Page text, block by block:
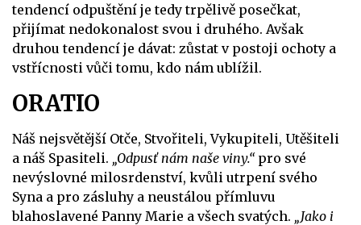
tendencí odpuštění je tedy trpělivě posečkat,
přijímat nedokonalost svou i druhého. Avšak
druhou tendencí je dávat: zůstat v postoji ochoty a
vstřícnosti vůči tomu, kdo nám ublížil.
ORATIO
Náš nejsvětější Otče, Stvořiteli, Vykupiteli, Utěšiteli
a náš Spasiteli. „Odpusť nám naše viny.“pro své
nevýslovné milosrdenství, kvůli utrpení svého
Syna a pro zásluhy a neustálou přímluvu
blahoslavené Panny Marie a všech svatých. „Jako i